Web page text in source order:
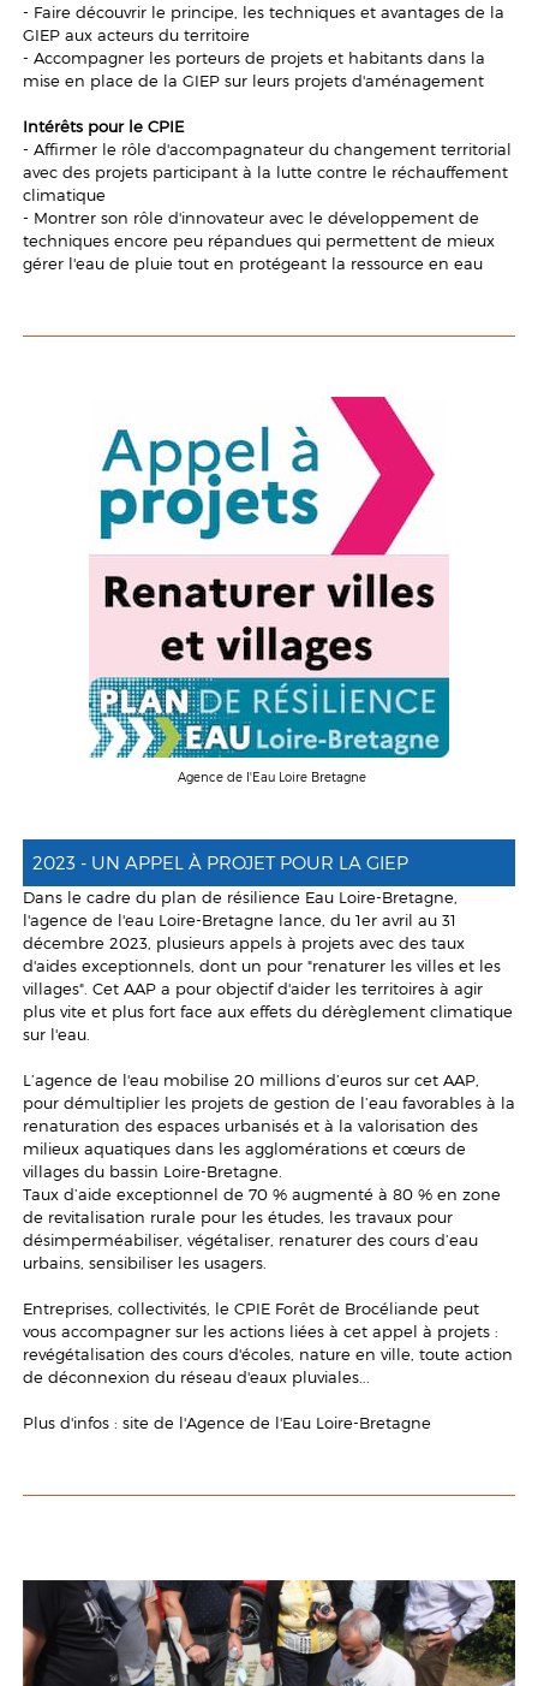
- Faire découvrir le principe, les techniques et avantages de la
GIEP aux acteurs du territoire
- Accompagner les porteurs de projets et habitants dans la
mise en place de la GIEP sur leurs projets d'aménagement
Intérêts pour le CPIE
- Affirmer le rôle d'accompagnateur du changement territorial
avec des projets participant à la lutte contre le réchauffement
climatique
- Montrer son rôle d'innovateur avec le développement de
techniques encore peu répandues qui permettent de mieux
gérer l'eau de pluie tout en protégeant la ressource en eau
Agence de l'Eau Loire Bretagne
2023 - UN APPEL À PROJET POUR LA GIEP
Dans le cadre du plan de résilience Eau Loire-Bretagne,
l'agence de l'eau Loire-Bretagne lance, du 1er avril au 31
décembre 2023, plusieurs appels à projets avec des taux
d'aides exceptionnels, dont un pour "renaturer les villes et les
villages". Cet AAP a pour objectif d'aider les territoires à agir
plus vite et plus fort face aux effets du dérèglement climatique
sur l'eau.
L’agence de l'eau mobilise 20 millions d’euros sur cet AAP,
pour démultiplier les projets de gestion de l’eau favorables à la
renaturation des espaces urbanisés et à la valorisation des
milieux aquatiques dans les agglomérations et cœurs de
villages du bassin Loire-Bretagne.
Taux d’aide exceptionnel de 70 % augmenté à 80 % en zone
de revitalisation rurale pour les études, les travaux pour
désimperméabiliser, végétaliser, renaturer des cours d’eau
urbains, sensibiliser les usagers.
Entreprises, collectivités, le CPIE Forêt de Brocéliande peut
vous accompagner sur les actions liées à cet appel à projets :
revégétalisation des cours d'écoles, nature en ville, toute action
de déconnexion du réseau d'eaux pluviales...
Plus d'infos : site de l'Agence de l'Eau Loire-Bretagne